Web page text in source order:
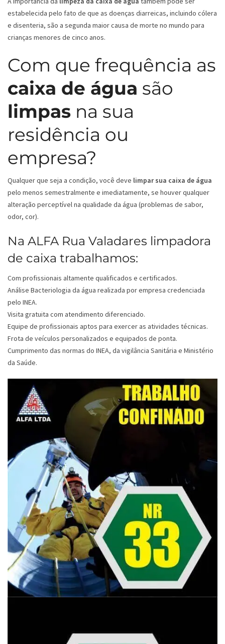
estabelecida pelo fato de que as doenças diarreicas, incluindo cólera
e disenteria, são a segunda maior causa de morte no mundo para
crianças menores de cinco anos.
Com que frequência as
caixa de água são
limpas na sua
residência ou
empresa?
Qualquer que seja a condição, você deve limpar sua caixa de água
pelo menos semestralmente e imediatamente, se houver qualquer
alteração perceptível na qualidade da água (problemas de sabor,
odor, cor).
Na ALFA Rua Valadares limpadora
de caixa trabalhamos:
Com profissionais altamente qualificados e certificados.
Análise Bacteriologia da água realizada por empresa credenciada
pelo INEA.
Visita gratuita com atendimento diferenciado.
Equipe de profissionais aptos para exercer as atividades técnicas.
Frota de veículos personalizados e equipados de ponta.
Cumprimento das normas do INEA, da vigilância Sanitária e Ministério
da Saúde.